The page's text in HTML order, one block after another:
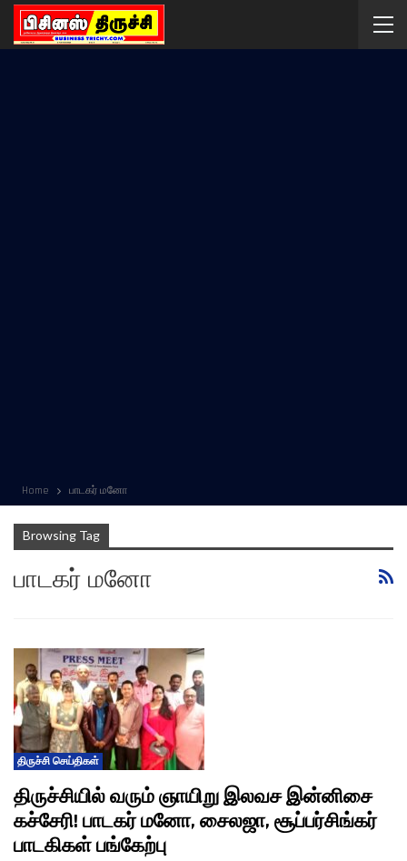
Home பாடகர் மனோ
Browsing Tag
பாடகர் மனோ
திருச்சி செய்திகள்
திருச்சியில் வரும் ஞாயிறு இலவச இன்னிசை
கச்சேரி! பாடகர் மனோ, சைலஜா, சூப்பர்சிங்கர்
பாடகிகள் பங்கேற்பு